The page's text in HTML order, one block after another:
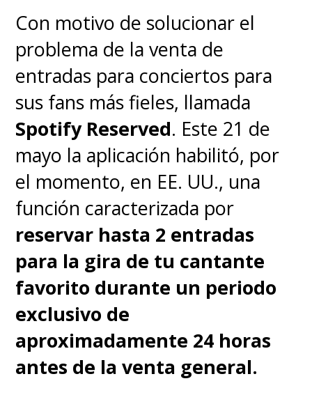
Con motivo de solucionar el
problema de la venta de
entradas para conciertos para
sus fans más fieles, llamada
Spotify Reserved. Este 21 de
mayo la aplicación habilitó, por
el momento, en EE. UU., una
función caracterizada por
reservar hasta 2 entradas
para la gira de tu cantante
favorito durante un periodo
exclusivo de
aproximadamente 24 horas
antes de la venta general.